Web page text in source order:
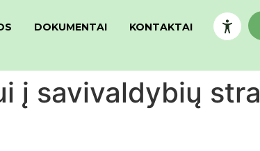
DOKUMENTAI KONTAKTAI
į savivaldybių